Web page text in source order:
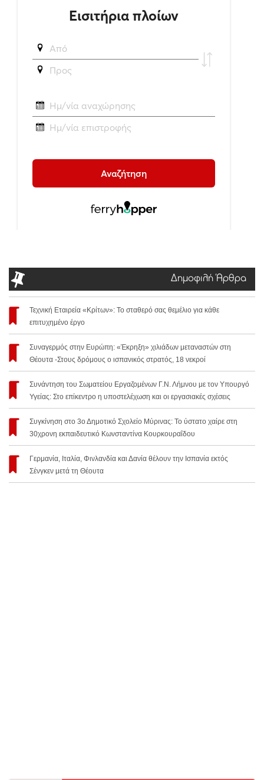
Δημοφιλή Άρθρα
Τεχνική Εταιρεία «Κρίτων»: Το σταθερό σας θεμέλιο για κάθε
επιτυχημένο έργο
Συναγερμός στην Ευρώπη: «Έκρηξη» χιλιάδων μεταναστών στη
Θέουτα -Στους δρόμους ο ισπανικός στρατός, 18 νεκροί
Συνάντηση του Σωματείου Εργαζομένων Γ.Ν. Λήμνου με τον Υπουργό
Υγείας: Στο επίκεντρο η υποστελέχωση και οι εργασιακές σχέσεις
Συγκίνηση στο 3ο Δημοτικό Σχολείο Μύρινας: Το ύστατο χαίρε στη
30χρονη εκπαιδευτικό Κωνσταντίνα Κουρκουραΐδου
Γερμανία, Ιταλία, Φινλανδία και Δανία θέλουν την Ισπανία εκτός
Σένγκεν μετά τη Θέουτα